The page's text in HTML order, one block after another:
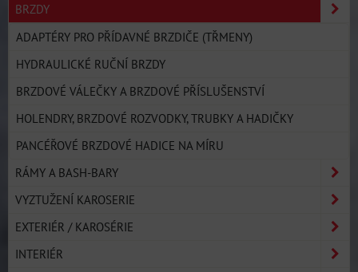
BRZDY
ADAPTÉRY PRO PŘÍDAVNÉ BRZDIČE (TŘMENY)
HYDRAULICKÉ RUČNÍ BRZDY
BRZDOVÉ VÁLEČKY A BRZDOVÉ PŘÍSLUŠENSTVÍ
HOLENDRY, BRZDOVÉ ROZVODKY, TRUBKY A HADIČKY
PANCÉŘOVÉ BRZDOVÉ HADICE NA MÍRU
RÁMY A BASH-BARY
VYZTUŽENÍ KAROSERIE
EXTERIÉR / KAROSÉRIE
INTERIÉR